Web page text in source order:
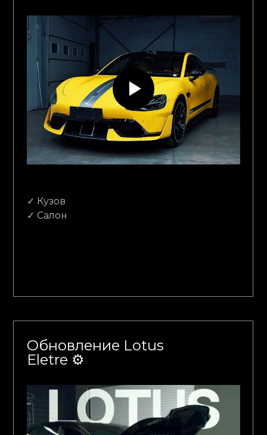
✓ Кузов
✓ Салон
Обновление Lotus
Eletre ⚙️